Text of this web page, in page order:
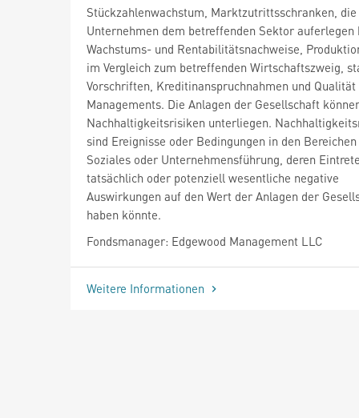
Stückzahlenwachstum, Marktzutrittsschranken, die
Unternehmen dem betreffenden Sektor auferlegen
Wachstums- und Rentabilitätsnachweise,
im Vergleich zum betreffenden Wirtschaftszweig,
Vorschriften, Kreditinanspruchnahmen und Qualität
Managements. Die Anlagen der Gesellschaft
Nachhaltigkeitsrisiken unterliegen.
sind Ereignisse oder Bedingungen in den
Soziales oder Unternehmensführung, deren
tatsächlich oder potenziell wesentliche negative
Auswirkungen auf den Wert der Anlagen der
haben könnte.
Fondsmanager: Edgewood Management LLC
Weitere Informationen